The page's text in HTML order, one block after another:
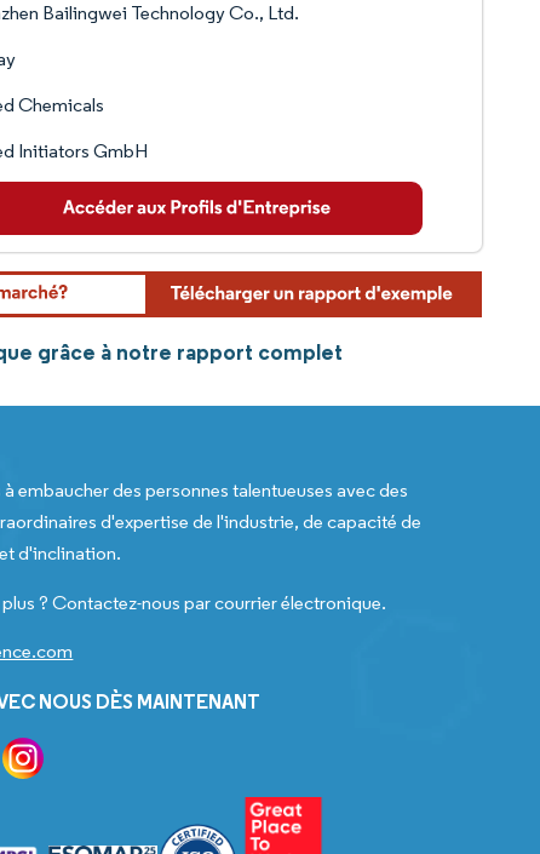
Bailingwei Technology Co., Ltd.
Chemicals
Initiators GmbH
grâce à notre rapport complet
embaucher des personnes talentueuses avec des
d'expertise de l'industrie, de capacité de
d'inclination.
? Contactez-nous par courrier électronique.
NOUS DÈS MAINTENANT